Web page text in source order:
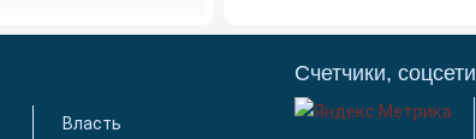
Власть
Счетчики, соцсети